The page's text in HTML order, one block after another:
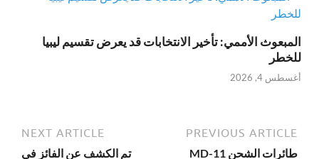
المبعوث الأممي: تأخير الانتخابات قد يعرض تقسيم ليبيا
للخطر
أغسطس 4, 2026
PREVIOUS ARTICLE
طائرات الشحن MD-11
NEXT ARTICLE
تم الكشف عن الفائز في